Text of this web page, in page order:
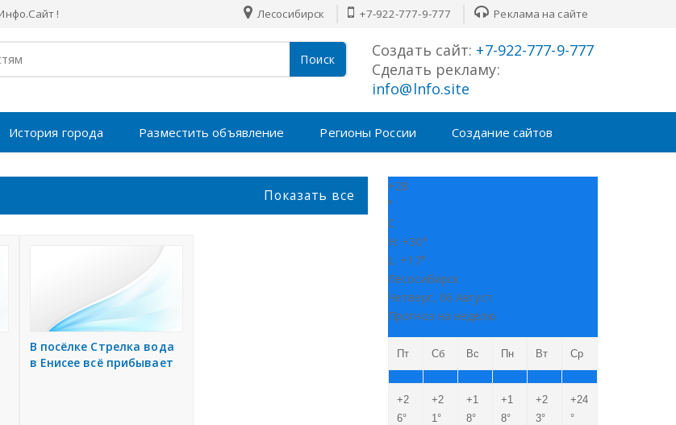
! Лесосибирск +7-922-777-9-777 Реклама на сайте
Поиск Создать сайт: +7-922-777-9-777
Сделать рекламу:
info@lnfo.site
История города Разместить объявление Регионы России Создание сайтов
Показать все
В посёлке Стрелка вода
в Енисее всё прибывает
+28
°
C
H: +30°
L: +17°
Лесосибирск
Четверг, 06 Август
Прогноз на неделю
Пт Сб Вс Пн Вт Ср
+2
6°
+2
1°
+1
8°
+1
8°
+2
3°
+24
°